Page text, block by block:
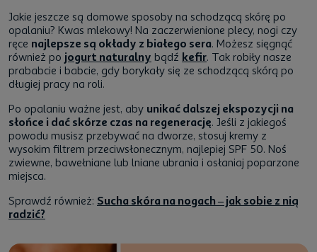
Jakie jeszcze są domowe sposoby na schodzącą skórę po
opalaniu? Kwas mlekowy! Na zaczerwienione plecy, nogi czy
ręce najlepsze są okłady z białego sera. Możesz sięgnąć
również po jogurt naturalny bądź kefir. Tak robiły nasze
prababcie i babcie, gdy borykały się ze schodzącą skórą po
długiej pracy na roli.
Po opalaniu ważne jest, aby unikać dalszej ekspozycji na
słońce i dać skórze czas na regenerację. Jeśli z jakiegoś
powodu musisz przebywać na dworze, stosuj kremy z
wysokim filtrem przeciwsłonecznym, najlepiej SPF 50. Noś
zwiewne, bawełniane lub lniane ubrania i osłaniaj poparzone
miejsca.
Sprawdź również: Sucha skóra na nogach – jak sobie z nią
radzić?